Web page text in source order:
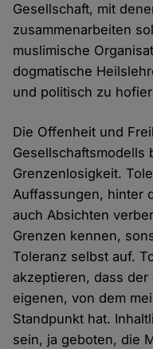
Gesellschaft, mit
zusammenarbeiten
muslimische
dogmatische
und politisch zu
Die Offenheit und
Gesellschaftsmodells
Grenzenlosigkeit.
Auffassungen, hinter
auch Absichten
Grenzen kennen,
Toleranz selbst auf.
akzeptieren, dass
eigenen, von dem
Standpunkt hat.
sein, ja geboten, die